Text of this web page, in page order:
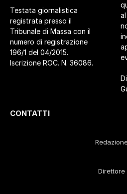
Testata giornalistica
registrata presso il
Tribunale di Massa con il
numero di registrazione
196/1 del 04/2015.
Iscrizione ROC. N. 36086.
CONTATTI
Direttore